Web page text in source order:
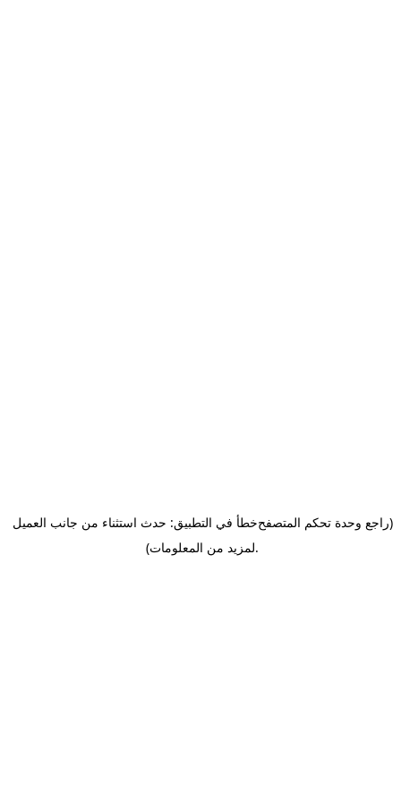
خطأ في التطبيق: حدث استثناء من جانب العميل(راجع وحدة تحكم المتصفح
لمزيد من المعلومات).